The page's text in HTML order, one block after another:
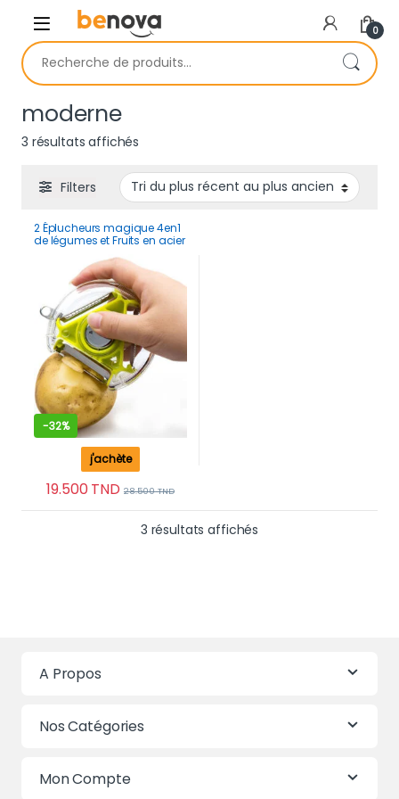
Skip to navigation
Skip to content
0
Recherche pour :
moderne
3 résultats affichés
Filters
2 Éplucheurs magique 4en1
de légumes et Fruits en acier
-32%
19.500TND 28.500TND
j'achète
3 résultats affichés
A Propos
Nos Catégories
Mon Compte